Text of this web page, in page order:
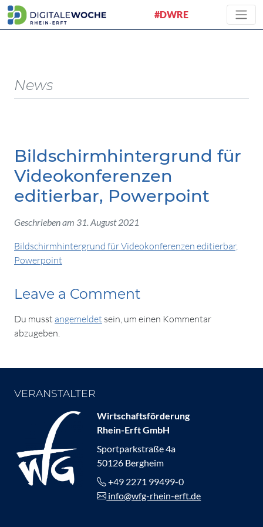
#DWRE
News
Bildschirmhintergrund für
Videokonferenzen
editierbar, Powerpoint
Geschrieben am 31. August 2021
Bildschirmhintergrund für Videokonferenzen editierbar,
Powerpoint
Leave a Comment
Du musst angemeldet sein, um einen Kommentar
abzugeben.
VERANSTALTER
Wirtschaftsförderung
Rhein-Erft GmbH
Sportparkstraße 4a
50126 Bergheim
+49 2271 99499-0
info@wfg-rhein-erft.de